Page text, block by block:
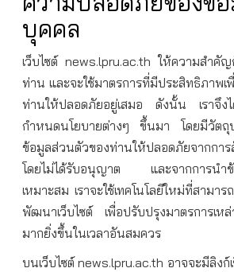
บุคคล
เว็บไซต์ news.lpru.ac.th ให้ความสำคั
ท่าน และจะใช้มาตรการที่มีประสิทธิภาพเ
ท่านให้ปลอดภัยอยู่เสมอ ดังนั้น เราจึงไ
กำหนดนโยบายต่างๆ ขึ้นมา โดยมีวัตถุ
ข้อมูลส่วนตัวของท่านให้ปลอดภัยจากการ
โดยไม่ได้รับอนุญาต และจากการนำข้อ
เหมาะสม เราจะใช้เทคโนโลยีใหม่ที่สาม
พัฒนาเว็บไซต์ เพื่อปรับปรุงมาตรการเห
มากยิ่งขึ้นในเวลาอันสมควร
บนเว็บไซต์ news.lpru.ac.th อาจจะมีลิงก์เ